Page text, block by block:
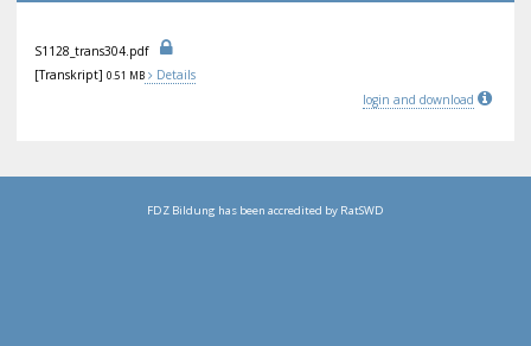
S1128_ trans304.pdf
[Transkript] 0.51 MB
Details
login and download
FDZ Bildung has been accredited by RatSWD